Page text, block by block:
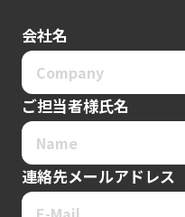
会社名
ご担当者様氏名
連絡先メールアドレス